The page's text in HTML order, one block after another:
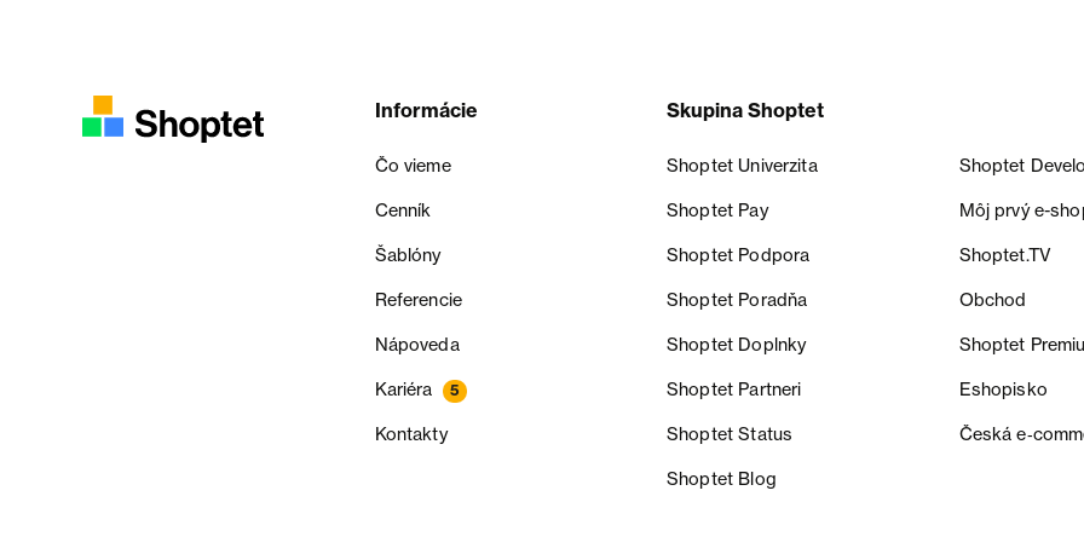
Informácie
Čo vieme
Cenník
Šablóny
Referencie
Nápoveda
Kariéra 5
Kontakty
Skupina Shoptet
Shoptet Univerzita Shoptet
Shoptet Pay Môj prvý e-
Shoptet Podpora Shoptet.TV
Shoptet Poradňa Obchod
Shoptet Doplnky Shoptet
Shoptet Partneri Eshopisko
Shoptet Status Česká
Shoptet Blog